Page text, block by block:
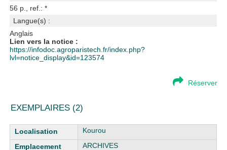
56 p., ref.: *
Langue(s) :
Anglais
Lien vers la notice :
https://infodoc.agroparistech.fr/index.php?
lvl=notice_display&id=123574
Réserver
EXEMPLAIRES (2)
Liste des exemplaires
Kourou
ARCHIVES